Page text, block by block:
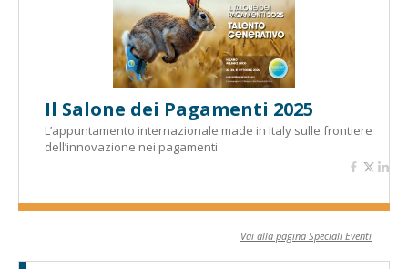
Il Salone dei Pagamenti 2025
L’appuntamento internazionale made in Italy sulle frontiere
dell’innovazione nei pagamenti
Vai alla pagina Speciali Eventi